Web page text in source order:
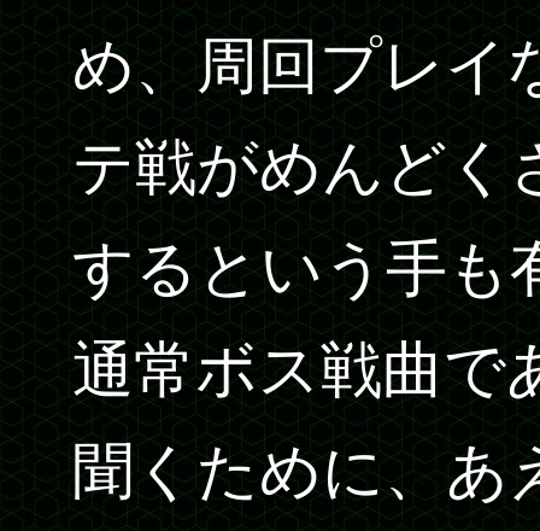
め、周回プレイ
テ戦がめんどく
するという手も
通常ボス戦曲で
聞くために、あ